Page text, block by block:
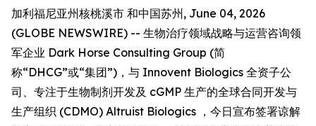
加利福尼亚州核桃溪市 和中国苏州, June 04, 2026
(GLOBE NEWSWIRE) -- 生物治疗领域战略与运营咨询领
军企业 Dark Horse Consulting Group (简
称“DHCG”或“集团”)，与 Innovent Biologics 全资子公
司、专注于生物制剂开发及 cGMP 生产的全球合同开发与
生产组织 (CDMO) Altruist Biologics ，今日宣布签署谅解